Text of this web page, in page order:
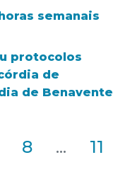
semanais
protocolos
de
de Benavente
8 ... 11